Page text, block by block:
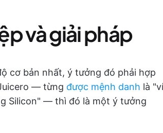
và giải pháp
cơ bản nhất, ý tưởng đó phải hợp
— từng được mệnh danh là "ví
Silicon" — thì đó là một ý tưởng